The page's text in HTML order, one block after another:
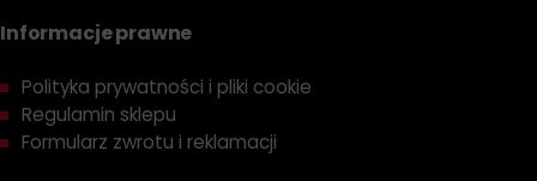
Informacje prawne
Polityka prywatności i pliki cookie
Regulamin sklepu
Formularz zwrotu i reklamacji